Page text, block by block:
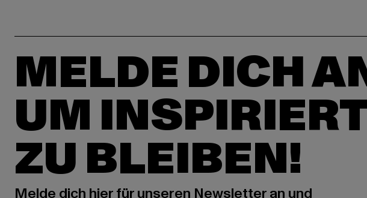
MELDE DICH
UM
ZU BLEIBEN!
Melde dich hier für unseren Newsletter an und